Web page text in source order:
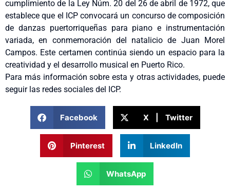
cumplimiento de la Ley Núm. 20 del 26 de abril de 1972, que
establece que el ICP convocará un concurso de composición
de danzas puertorriqueñas para piano e instrumentación
variada, en conmemoración del natalicio de Juan Morel
Campos. Este certamen continúa siendo un espacio para la
creatividad y el desarrollo musical en Puerto Rico.
Para más información sobre esta y otras actividades, puede
seguir las redes sociales del ICP.
Facebook X | Twitter
Pinterest LinkedIn
WhatsApp